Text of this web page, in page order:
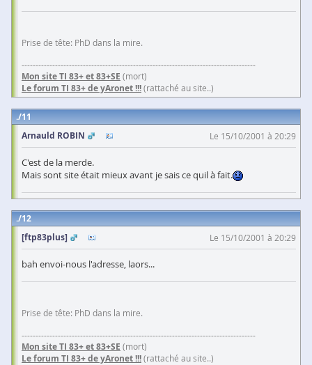
Prise de tête: PhD dans la mire.
------------------------------------------------------------------------------------
Mon site TI 83+ et 83+SE (mort)
Le forum TI 83+ de yAronet !!!(rattaché au site..)
11
Arnauld ROBIN
Le 15/10/2001 à 20:29
C'est de la merde.
Mais sont site était mieux avant je sais ce quil à fait.
12
[ftp83plus]
Le 15/10/2001 à 20:29
bah envoi-nous l'adresse, laors...
Prise de tête: PhD dans la mire.
------------------------------------------------------------------------------------
Mon site TI 83+ et 83+SE (mort)
Le forum TI 83+ de yAronet !!!(rattaché au site..)